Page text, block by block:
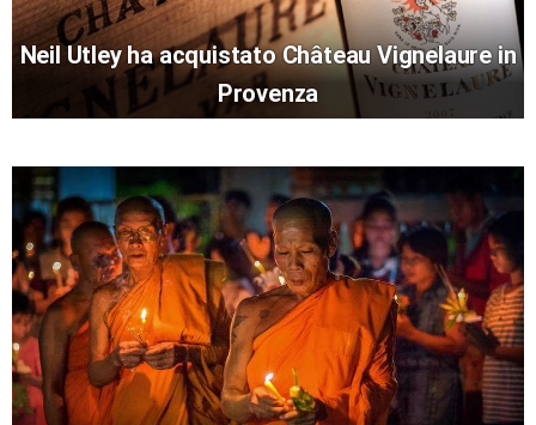
Neil Utley ha acquistato Château Vignelaure in
Provenza